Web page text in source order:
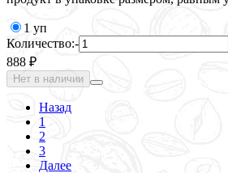
1 уп
Количество:-
888 ₽
Нет в наличии
Назад
1
2
3
Далее